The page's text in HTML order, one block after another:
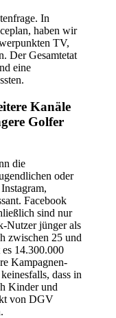
In
haben wir
TV,
Der Gesamtetat
eine
Kanäle
Golfer
die
oder
Facebook
sind nur
Nutzer jünger als
zwischen 25 und
14.300.000
Kampagnen-
dass in
Kinder und
von DGV